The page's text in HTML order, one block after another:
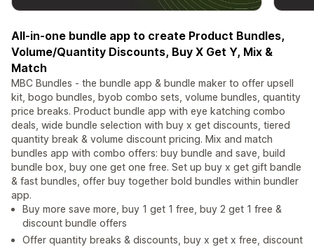
All-in-one bundle app to create Product Bundles,
Volume/Quantity Discounts, Buy X Get Y, Mix &
Match
MBC Bundles - the bundle app & bundle maker to offer upsell
kit, bogo bundles, byob combo sets, volume bundles, quantity
price breaks. Product bundle app with eye katching combo
deals, wide bundle selection with buy x get discounts, tiered
quantity break & volume discount pricing. Mix and match
bundles app with combo offers: buy bundle and save, build
bundle box, buy one get one free. Set up buy x get gift bandle
& fast bundles, offer buy together bold bundles within bundler
app.
Buy more save more, buy 1 get 1 free, buy 2 get 1 free &
discount bundle offers
Offer quantity breaks & discounts, buy x get x free, discount